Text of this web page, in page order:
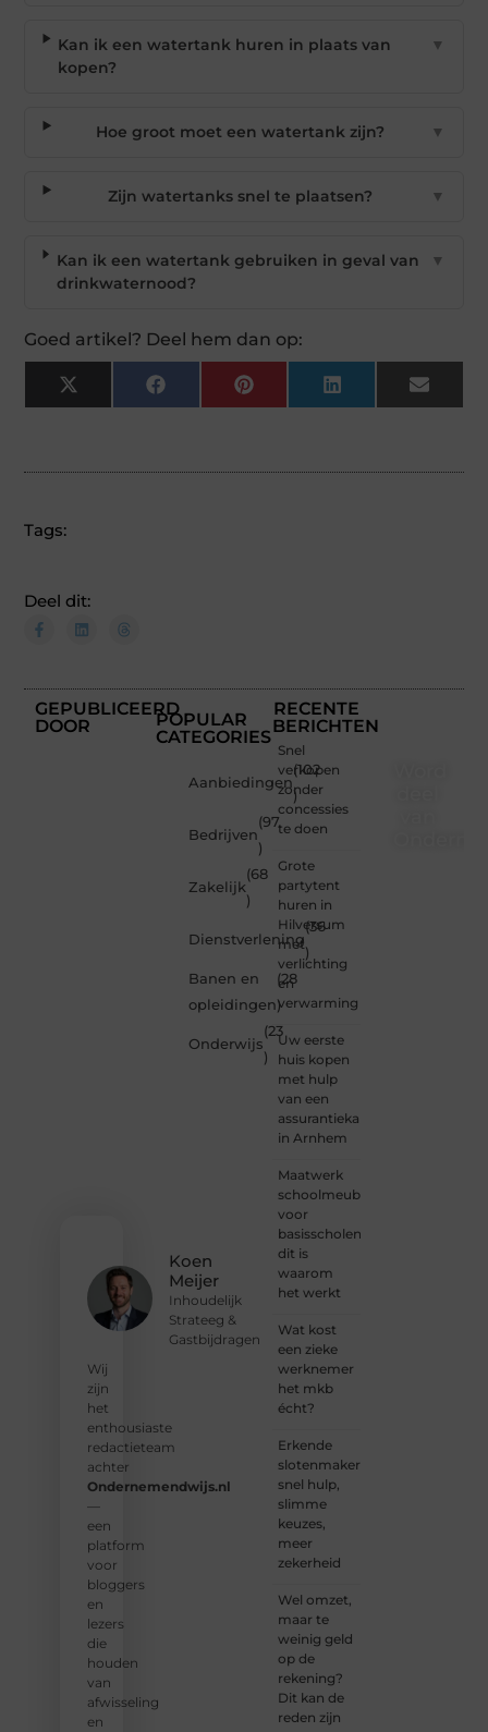
Kan ik een watertank huren in plaats van
kopen?
▼
Hoe groot moet een watertank zijn? ▼
Zijn watertanks snel te plaatsen? ▼
Kan ik een watertank gebruiken in geval van
drinkwaternood?
▼
Goed artikel? Deel hem dan op:
X
(Twitter)
Facebook Pinterest LinkedIn Email
Tags:
Deel dit:
GEPUBLICEERD
DOOR
Koen
Meijer
Inhoudelijk
Strateeg &
Gastbijdragen
Wij
zijn
het
enthousiaste
redactieteam
achter
Ondernemendwijs.nl
—
een
platform
voor
bloggers
en
lezers
die
houden
van
afwisseling
en
POPULAR
CATEGORIES
Aanbiedingen
(102
)
Bedrijven
(97
)
Zakelijk
(68
)
Dienstverlening
(36
)
Banen en
opleidingen
(28
)
Onderwijs
(23
)
RECENTE
BERICHTEN
Snel
verkopen
zonder
concessies
te doen
Grote
partytent
huren in
Hilversum
met
verlichting
en
verwarming
Uw eerste
huis kopen
met hulp
van een
assurantiekantoor
in Arnhem
Maatwerk
schoolmeubilair
voor
basisscholen:
dit is
waarom
het werkt
Wat kost
een zieke
werknemer
het mkb
écht?
Erkende
slotenmakers:
snel hulp,
slimme
keuzes,
meer
zekerheid
Wel omzet,
maar te
weinig geld
op de
rekening?
Dit kan de
reden zijn